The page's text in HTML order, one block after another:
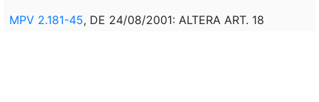
MPV 2.181-45, DE 24/08/2001: ALTERA ART. 18